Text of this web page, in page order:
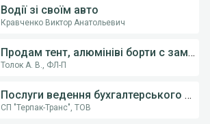
Водії зі своїм авто
Кравченко Виктор Анатольевич
Продам тент, алюмініві борти с замками, на напівпричіпи KOGEL, Krona.
Толок А. В., ФЛ-П
Послуги ведення бухгалтерського обліку ФОП,ТОВ
СП "Терпак-Транс", ТОВ